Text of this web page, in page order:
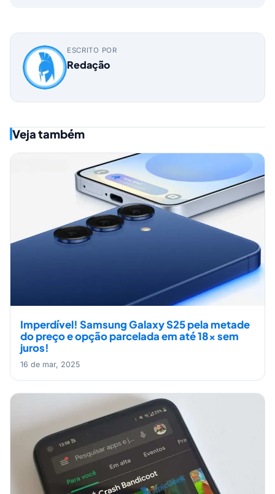
ESCRITO POR
Redação
Veja também
Imperdível! Samsung Galaxy S25 pela metade
do preço e opção parcelada em até 18x sem
juros!
16 de mar, 2025